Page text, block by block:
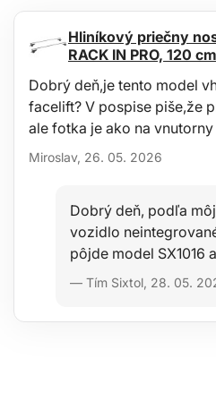
Čistenie je možné ľahko
hadicou.
Kvalita materiálu umožňuje
teplôt od -60°C do +80°C a tiež
materiálu vplyvom UV žiarenia.
Hypoalergénny materiál
ktoromkoľvek vozidle bez
Hliníkový priečny
RACK IN PRO, 120
Dobrý deň,je tento model
facelift? V pospise piše,že
ale fotka je ako na
Miroslav, 26. 05. 2026
Dobrý deň, podľa
vozidlo
pôjde model SX1016
— Tím Sixtol, 28. 05.